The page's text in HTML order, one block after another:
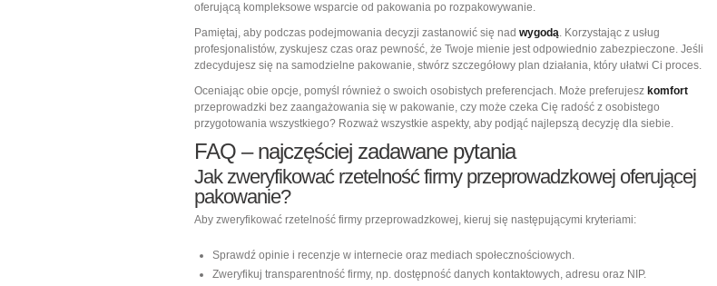
oferującą kompleksowe wsparcie od pakowania po rozpakowywanie.
Pamiętaj, aby podczas podejmowania decyzji zastanowić się nad wygodą. Korzystając z usług
profesjonalistów, zyskujesz czas oraz pewność, że Twoje mienie jest odpowiednio zabezpieczone. Jeśli
zdecydujesz się na samodzielne pakowanie, stwórz szczegółowy plan działania, który ułatwi Ci proces.
Oceniając obie opcje, pomyśl również o swoich osobistych preferencjach. Może preferujesz komfort
przeprowadzki bez zaangażowania się w pakowanie, czy może czeka Cię radość z osobistego
przygotowania wszystkiego? Rozważ wszystkie aspekty, aby podjąć najlepszą decyzję dla siebie.
FAQ – najczęściej zadawane pytania
Jak zweryfikować rzetelność firmy przeprowadzkowej oferującej
pakowanie?
Aby zweryfikować rzetelność firmy przeprowadzkowej, kieruj się następującymi kryteriami:
Sprawdź opinie i recenzje w internecie oraz mediach społecznościowych.
Zweryfikuj transparentność firmy, np. dostępność danych kontaktowych, adresu oraz NIP.